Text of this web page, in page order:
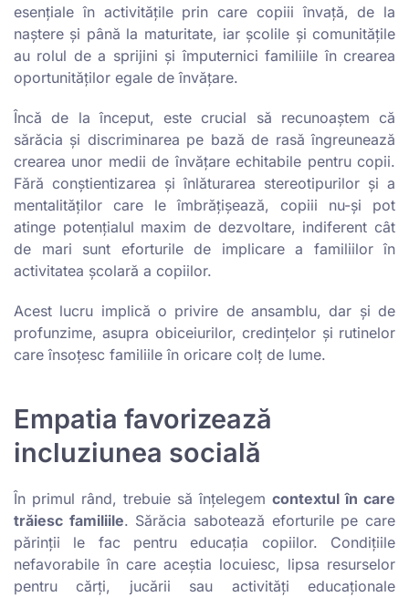
esențiale în activitățile prin care copiii învață, de la
naștere și până la maturitate, iar școlile și comunitățile
au rolul de a sprijini și împuternici familiile în crearea
oportunităților egale de învățare.
Încă de la început, este crucial să recunoaștem că
sărăcia și discriminarea pe bază de rasă îngreunează
crearea unor medii de învățare echitabile pentru copii.
Fără conștientizarea și înlăturarea stereotipurilor și a
mentalităților care le îmbrățișează, copiii nu-și pot
atinge potențialul maxim de dezvoltare, indiferent cât
de mari sunt eforturile de implicare a familiilor în
activitatea școlară a copiilor.
Acest lucru implică o privire de ansamblu, dar și de
profunzime, asupra obiceiurilor, credințelor și rutinelor
care însoțesc familiile în oricare colț de lume.
Empatia favorizează
incluziunea socială
În primul rând, trebuie să înțelegem contextul în care
trăiesc familiile. Sărăcia sabotează eforturile pe care
părinții le fac pentru educația copiilor. Condițiile
nefavorabile în care aceștia locuiesc, lipsa resurselor
pentru cărți, jucării sau activități educaționale